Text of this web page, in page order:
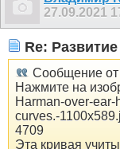
27.09.2021
Re:
Сообщение от
Нажмите на
Harman-over-
curves.-
4709
Эта кривая